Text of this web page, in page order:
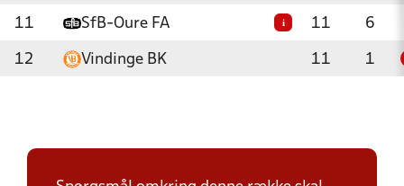
11 SfB-Oure FA i 11 6
12 Vindinge BK 11 1